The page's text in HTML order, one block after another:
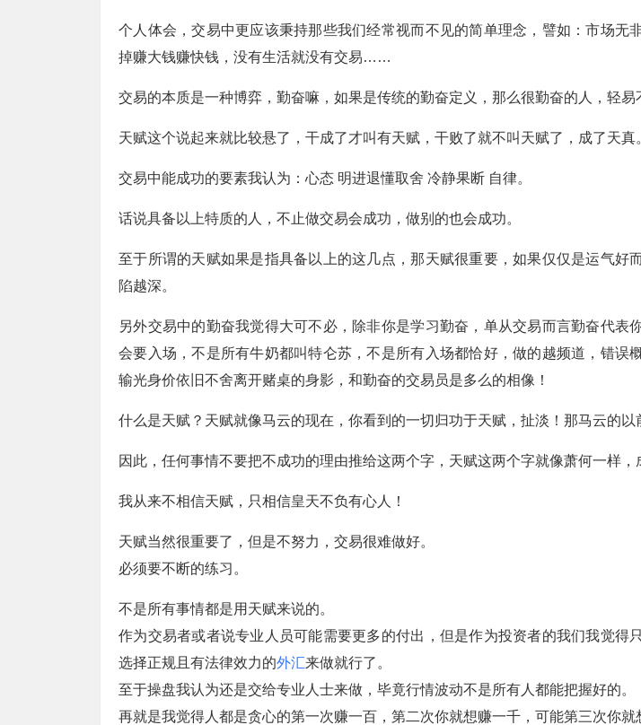
个人体会，交易中更应该秉持那些我们经常视而不见的简单理念，譬如：市场无
掉赚大钱赚快钱，没有生活就没有交易……
交易的本质是一种博弈，勤奋嘛，如果是传统的勤奋定义，那么很勤奋的人，轻易
天赋这个说起来就比较悬了，干成了才叫有天赋，干败了就不叫天赋了，成了天真
交易中能成功的要素我认为：心态 明进退懂取舍 冷静果断 自律。
话说具备以上特质的人，不止做交易会成功，做别的也会成功。
至于所谓的天赋如果是指具备以上的这几点，那天赋很重要，如果仅仅是运气好
陷越深。
另外交易中的勤奋我觉得大可不必，除非你是学习勤奋，单从交易而言勤奋代表
会要入场，不是所有牛奶都叫特仑苏，不是所有入场都恰好，做的越频道，错误
输光身价依旧不舍离开赌桌的身影，和勤奋的交易员是多么的相像！
什么是天赋？天赋就像马云的现在，你看到的一切归功于天赋，扯淡！那马云的以
因此，任何事情不要把不成功的理由推给这两个字，天赋这两个字就像萧何一样，
我从来不相信天赋，只相信皇天不负有心人！
天赋当然很重要了，但是不努力，交易很难做好。
必须要不断的练习。
不是所有事情都是用天赋来说的。
作为交易者或者说专业人员可能需要更多的付出，但是作为投资者的我们我觉得
选择正规且有法律效力的外汇来做就行了。
至于操盘我认为还是交给专业人士来做，毕竟行情波动不是所有人都能把握好的。
再就是我觉得人都是贪心的第一次赚一百，第二次你就想赚一千，可能第三次你就